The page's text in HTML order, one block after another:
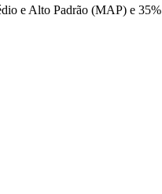
e Alto Padrão (MAP) e